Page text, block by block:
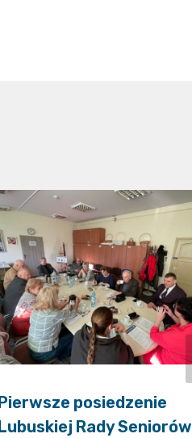
Pierwsze posiedzenie
Lubuskiej Rady Seniorów